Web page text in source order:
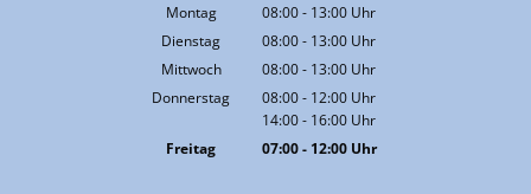
Montag 08:00- 13:00 Uhr
Von 08:00 bis 13:00 Uhr
Dienstag 08:00- 13:00 Uhr
Von 08:00 bis 13:00 Uhr
Mittwoch 08:00- 13:00 Uhr
Von 08:00 bis 13:00 Uhr
Donnerstag 08:00- 12:00 Uhr
Von 08:00 bis 12:00 Uhr
14:00- 16:00 Uhr
Von 14:00 bis 16:00 Uhr
Freitag 07:00- 12:00Uhr